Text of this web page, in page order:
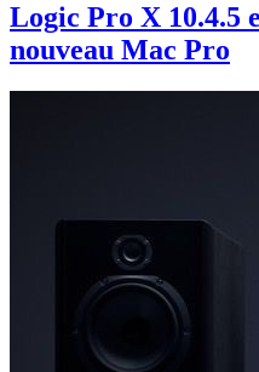
Logic Pro X 10.4.5
nouveau Mac Pro